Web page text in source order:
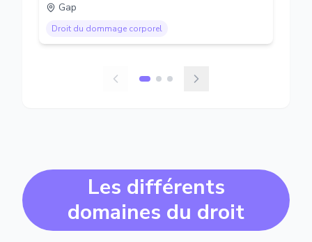
Gap
Droit du dommage corporel
Les différents
domaines du droit